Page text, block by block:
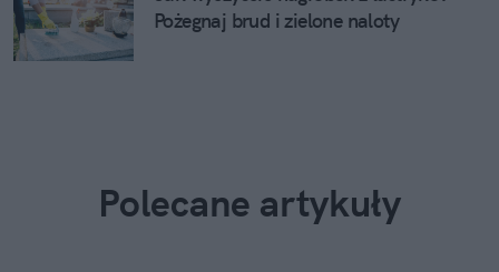
Pożegnaj brud i zielone naloty
Polecane artykuły